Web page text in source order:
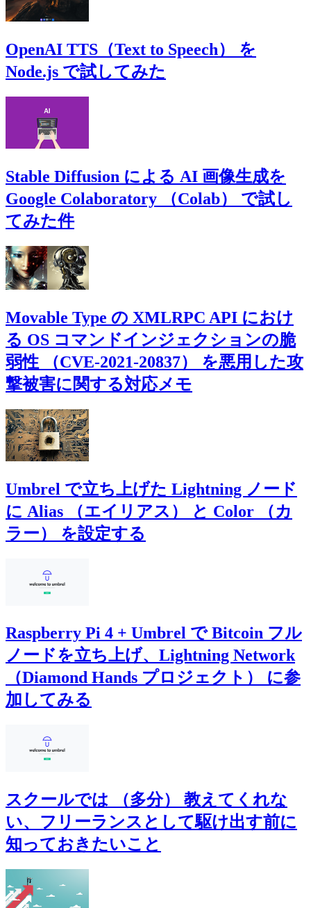
OpenAI TTS（Text to Speech） を
Node.js で試してみた
Stable Diffusion による AI 画像生成を
Google Colaboratory （Colab） で試し
てみた件
Movable Type の XMLRPC API におけ
る OS コマンドインジェクションの脆
弱性 （CVE-2021-20837） を悪用した攻
撃被害に関する対応メモ
Umbrel で立ち上げた Lightning ノード
に Alias （エイリアス） と Color （カ
ラー） を設定する
Raspberry Pi 4 + Umbrel で Bitcoin フル
ノードを立ち上げ、Lightning Network
（Diamond Hands プロジェクト） に参
加してみる
スクールでは （多分） 教えてくれな
い、フリーランスとして駆け出す前に
知っておきたいこと